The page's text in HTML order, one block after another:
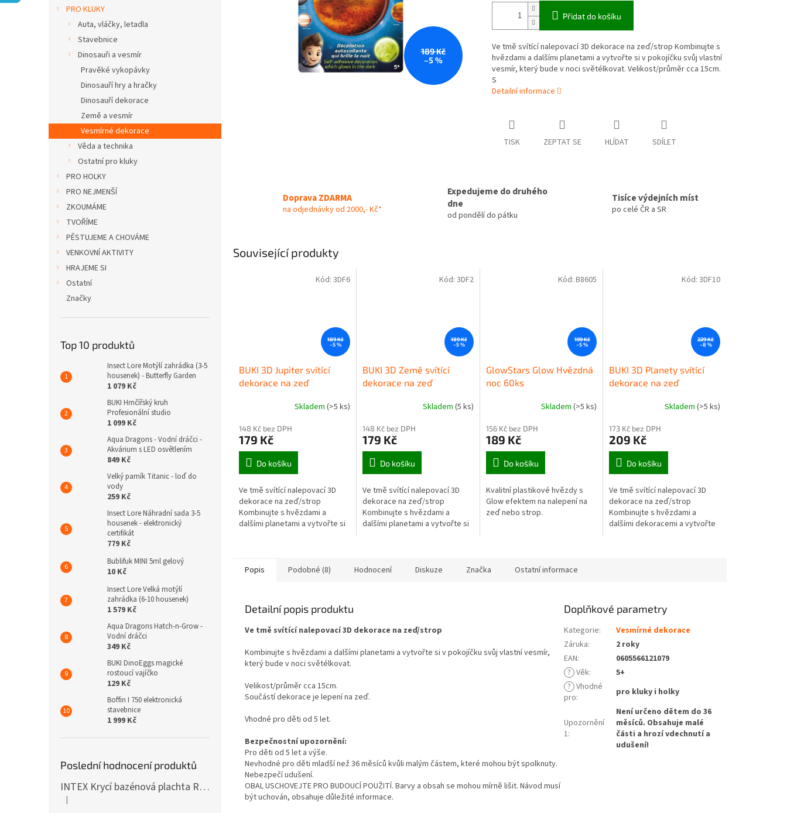
PRO KLUKY
Auta, vláčky, letadla
Stavebnice
Dinosauři a vesmír
Pravěké vykopávky
Dinosauří hry a hračky
Dinosauří dekorace
Země a vesmír
Vesmírné dekorace
Věda a technika
Ostatní pro kluky
PRO HOLKY
PRO NEJMENŠÍ
ZKOUMÁME
TVOŘÍME
PĚSTUJEME A CHOVÁME
VENKOVNÍ AKTIVITY
HRAJEME SI
Ostatní
Značky
Top 10 produktů
Insect Lore Motýlí zahrádka (3-5
housenek) - Butterfly Garden
1 079 Kč
BUKI Hrnčířský kruh
Profesionální studio
1 099 Kč
Aqua Dragons - Vodní dráčci -
Akvárium s LED osvětlením
849 Kč
Velký parník Titanic - loď do
vody
259 Kč
Insect Lore Náhradní sada 3-5
housenek - elektronický
certifikát
779 Kč
Bublifuk MINI 5ml gelový
10 Kč
Insect Lore Velká motýlí
zahrádka (6-10 housenek)
1 579 Kč
Aqua Dragons Hatch-n-Grow -
Vodní dráčci
349 Kč
BUKI DinoEggs magické
rostoucí vajíčko
129 Kč
Boffin I 750 elektronická
stavebnice
1 999 Kč
Poslední hodnocení produktů
INTEX Krycí bazénová plachta Round 305cm 28030
Hodnocení produktu je 5 z 5 hvězdiček.
|
189 Kč
–5 %
Přidat do košíku
Ve tmě svítící nalepovací 3D dekorace na zeď/strop Kombinujte s
hvězdami a dalšími planetami a vytvořte si v pokojíčku svůj vlastní
vesmír, který bude v noci světélkovat. Velikost/průměr cca 15cm.
S
Detailní informace
TISK ZEPTAT SE HLÍDAT SDÍLET
Doprava ZDARMA
na odjednávky od 2000,- Kč*
Expedujeme do druhého
dne
od pondělí do pátku
Tisíce výdejních míst
po celé ČR a SR
Související produkty
189 Kč
–5 %
BUKI 3D Jupiter svítící
dekorace na zeď
Skladem (>5 ks)
148 Kč bez DPH
179 Kč
Do košíku
Ve tmě svítící nalepovací 3D
dekorace na zeď/strop
Kombinujte s hvězdami a
dalšími planetami a vytvořte si
Kód: 3DF6
189 Kč
–5 %
BUKI 3D Země svítící
dekorace na zeď
Skladem (5 ks)
148 Kč bez DPH
179 Kč
Do košíku
Ve tmě svítící nalepovací 3D
dekorace na zeď/strop
Kombinujte s hvězdami a
dalšími planetami a vytvořte si
Kód: 3DF2
199 Kč
–5 %
GlowStars Glow Hvězdná
noc 60ks
Skladem(>5 ks)
156 Kč bez DPH
189 Kč
Do košíku
Kvalitní plastikové hvězdy s
Glow efektem na nalepení na
zeď nebo strop.
Kód:B8605
229 Kč
–8 %
BUKI 3D Planety svítící
dekorace na zeď
Skladem (>5 ks)
173 Kč bez DPH
209 Kč
Do košíku
Ve tmě svítící nalepovací 3D
dekorace na zeď/strop
Kombinujte s hvězdami a
dalšími dekoracemi a vytvořte
Kód: 3DF10
Popis Podobné (8) Hodnocení Diskuze Značka Ostatní informace
Detailní popis produktu
Ve tmě svítící nalepovací 3D dekorace na zeď/strop
Kombinujte s hvězdami a dalšími planetami a vytvořte si v pokojíčku svůj vlastní vesmír,
který bude v noci světélkovat.
Velikost/průměr cca 15cm.
Součástí dekorace je lepení na zeď.
Vhodné pro děti od 5 let.
Bezpečnostní upozornění:
Pro děti od 5 let a výše.
Nevhodné pro děti mladší než 36 měsíců kvůli malým částem, které mohou být spolknuty.
Nebezpečí udušení.
OBAL USCHOVEJTE PRO BUDOUCÍ POUŽITÍ. Barvy a obsah se mohou mírně lišit. Návod musí
být uchován, obsahuje důležité informace.
Doplňkové parametry
Kategorie:
Vesmírné dekorace
Záruka:
2 roky
EAN:
0605566121079
? Věk:
5+
? Vhodné
pro: pro kluky i holky
Upozornění
1:
Není určeno dětem do 36
měsíců. Obsahuje malé
části a hrozí vdechnutí a
udušení!